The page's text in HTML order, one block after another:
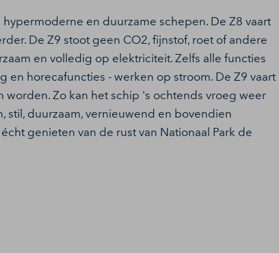
en duurzame schepen. De Z8 vaart
De Z9 stoot geen CO2, fijnstof, roet of andere
en volledig op elektriciteit. Zelfs alle functies
en horecafuncties - werken op stroom. De Z9 vaart
Zo kan het schip 's ochtends vroeg weer
stil, duurzaam, vernieuwend en bovendien
genieten van de rust van Nationaal Park de